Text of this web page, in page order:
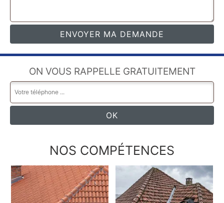
ON VOUS RAPPELLE GRATUITEMENT
NOS COMPÉTENCES